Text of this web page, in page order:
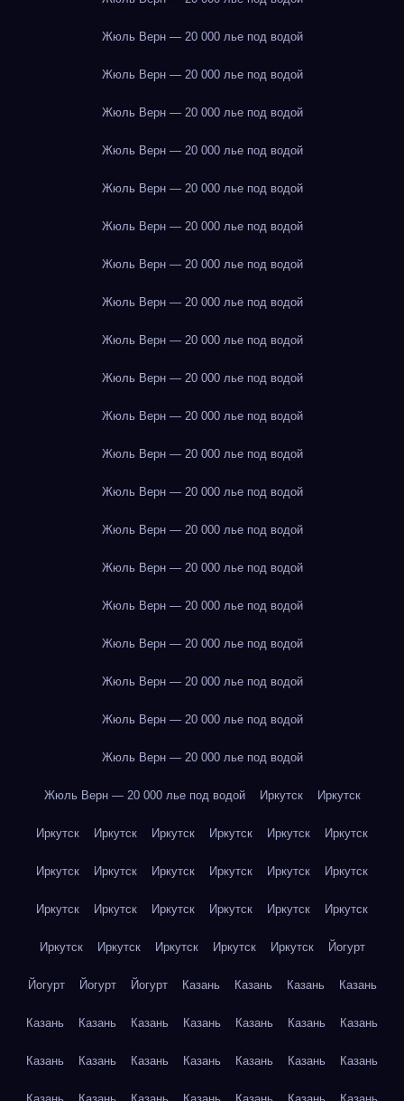
Жюль Верн — 20 000 лье под водой
Жюль Верн — 20 000 лье под водой
Жюль Верн — 20 000 лье под водой
Жюль Верн — 20 000 лье под водой
Жюль Верн — 20 000 лье под водой
Жюль Верн — 20 000 лье под водой
Жюль Верн — 20 000 лье под водой
Жюль Верн — 20 000 лье под водой
Жюль Верн — 20 000 лье под водой
Жюль Верн — 20 000 лье под водой
Жюль Верн — 20 000 лье под водой
Жюль Верн — 20 000 лье под водой
Жюль Верн — 20 000 лье под водой
Жюль Верн — 20 000 лье под водой
Жюль Верн — 20 000 лье под водой
Жюль Верн — 20 000 лье под водой
Жюль Верн — 20 000 лье под водой
Жюль Верн — 20 000 лье под водой
Жюль Верн — 20 000 лье под водой
Жюль Верн — 20 000 лье под водой
Жюль Верн — 20 000 лье под водой Иркутск Иркутск
Иркутск Иркутск Иркутск Иркутск Иркутск Иркутск
Иркутск Иркутск Иркутск Иркутск Иркутск Иркутск
Иркутск Иркутск Иркутск Иркутск Иркутск Иркутск
Иркутск Иркутск Иркутск Иркутск Иркутск Йогурт
Йогурт Йогурт Йогурт Казань Казань Казань Казань
Казань Казань Казань Казань Казань Казань Казань
Казань Казань Казань Казань Казань Казань Казань